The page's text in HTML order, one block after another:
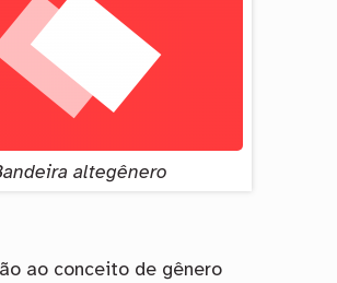
altegênero
ao conceito de gênero